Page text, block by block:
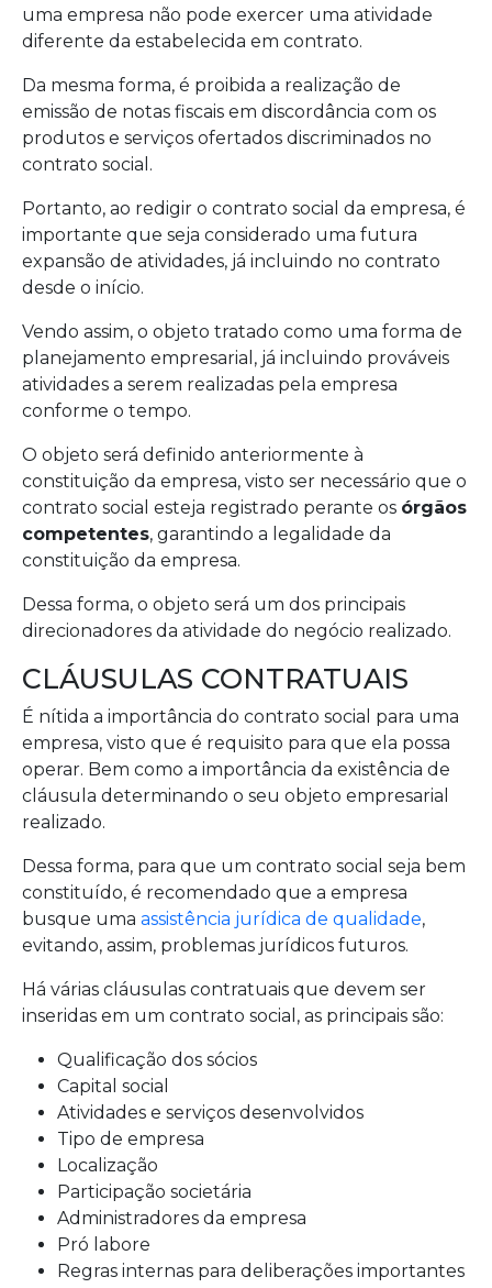
uma empresa não pode exercer uma atividade
diferente da estabelecida em contrato.
Da mesma forma, é proibida a realização de
emissão de notas fiscais em discordância com os
produtos e serviços ofertados discriminados no
contrato social.
Portanto, ao redigir o contrato social da empresa, é
importante que seja considerado uma futura
expansão de atividades, já incluindo no contrato
desde o início.
Vendo assim, o objeto tratado como uma forma de
planejamento empresarial, já incluindo prováveis
atividades a serem realizadas pela empresa
conforme o tempo.
O objeto será definido anteriormente à
constituição da empresa, visto ser necessário que o
contrato social esteja registrado perante os órgãos
competentes, garantindo a legalidade da
constituição da empresa.
Dessa forma, o objeto será um dos principais
direcionadores da atividade do negócio realizado.
CLÁUSULAS CONTRATUAIS
É nítida a importância do contrato social para uma
empresa, visto que é requisito para que ela possa
operar. Bem como a importância da existência de
cláusula determinando o seu objeto empresarial
realizado.
Dessa forma, para que um contrato social seja bem
constituído, é recomendado que a empresa
busque uma assistência jurídica de qualidade,
evitando, assim, problemas jurídicos futuros.
Há várias cláusulas contratuais que devem ser
inseridas em um contrato social, as principais são:
Qualificação dos sócios
Capital social
Atividades e serviços desenvolvidos
Tipo de empresa
Localização
Participação societária
Administradores da empresa
Pró labore
Regras internas para deliberações importantes